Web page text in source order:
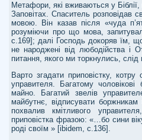
Метафори, які вживаються у
Заповітах. Спаситель розповідав
мовою. Він казав після «чуда
розуміючи про що мова,
с.169]; далі Господь докоряв їм,
не народжені від любодійства і
питання, якого ми торкнулись, слід
Варто згадати приповістку,
управителя. Багатому
майно. Багатий звелів
майбутнє, відписувати
похвалив кмітливого
приповістка фразою: «…бо сини
роді своїм » [ibidem, с.136].